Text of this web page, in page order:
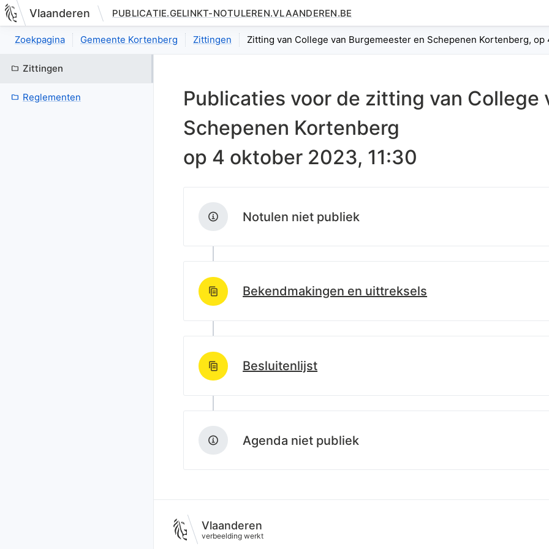
Nieuwe pagina: bestuurseenheid.zittingen.zitting.index
Vlaanderen PUBLICATIE.GELINKT-NOTULEREN.VLAANDEREN.BE
Zoekpagina Gemeente Kortenberg Zittingen Zitting van College van Burgemeester en Schepenen Kortenberg, op
Zittingen
Reglementen Publicaties voor de zitting van College
Schepenen Kortenberg
op 4 oktober 2023, 11:30
Notulen niet publiek
Bekendmakingen en uittreksels
http://data.lblod.info/id/lblod/uittreksels/5412ed20-6428-11ee-bc52-
Besluitenlijst
http://data.lblod.info/id/lblod/besluitenlijsten/350232b0-6428-11ee-bc52-
Agenda niet publiek
Vlaanderen
verbeelding werkt